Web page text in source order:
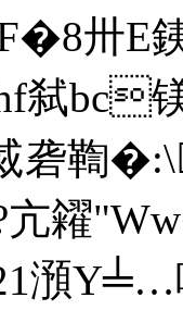
F�8
弑bc
鞫
亢糴
澦Y╧…